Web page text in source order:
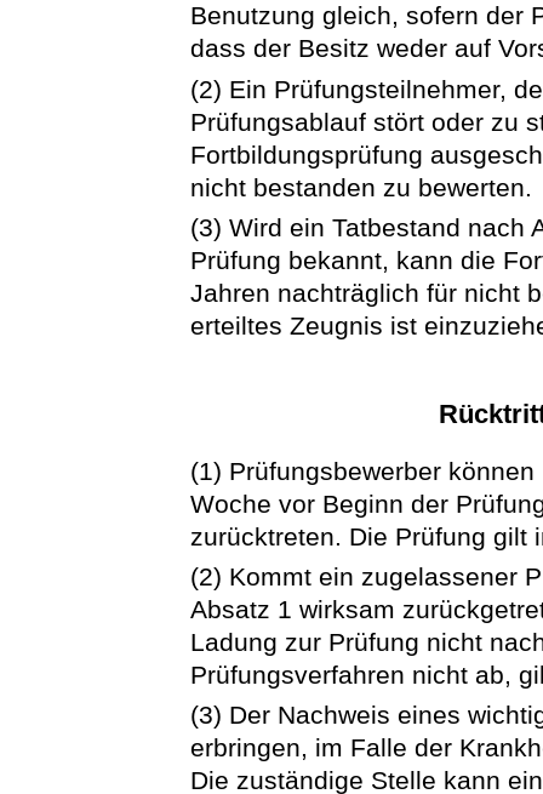
Benutzung gleich, sofern der
dass der Besitz weder auf
(2) Ein Prüfungsteilnehmer,
Prüfungsablauf stört oder zu
Fortbildungsprüfung
nicht bestanden zu bewerten.
(3) Wird ein Tatbestand nach
Prüfung bekannt, kann die
Jahren nachträglich für nicht
erteiltes Zeugnis ist
(1) Prüfungsbewerber
Woche vor Beginn der
zurücktreten. Die Prüfung gilt
(2) Kommt ein zugelassener
Absatz 1 wirksam
Ladung zur Prüfung nicht
Prüfungsverfahren nicht ab,
(3) Der Nachweis eines
erbringen, im Falle der
Die zuständige Stelle kann